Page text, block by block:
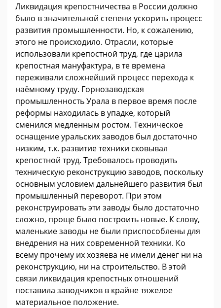
Ликвидация крепостничества в России должно
было в значительной степени ускорить процесс
развития промышленности. Но, к сожалению,
этого не происходило. Отрасли, которые
использовали крепостной труд, где царила
крепостная мануфактура, в те времена
переживали сложнейший процесс перехода к
наёмному труду. Горнозаводская
промышленность Урала в первое время после
реформы находилась в упадке, который
сменился медленным ростом. Техническое
оснащение уральских заводов был достаточно
низким, т.к. развитие техники сковывал
крепостной труд. Требовалось проводить
техническую реконструкцию заводов, поскольку
основным условием дальнейшего развития был
промышленный переворот. При этом
реконструировать эти заводы было достаточно
сложно, проще было построить новые. К слову,
маленькие заводы не были приспособлены для
внедрения на них современной техники. Ко
всему прочему их хозяева не имели денег ни на
реконструкцию, ни на строительство. В этой
связи ликвидация крепостных отношений
поставила заводчиков в крайне тяжелое
материальное положение.